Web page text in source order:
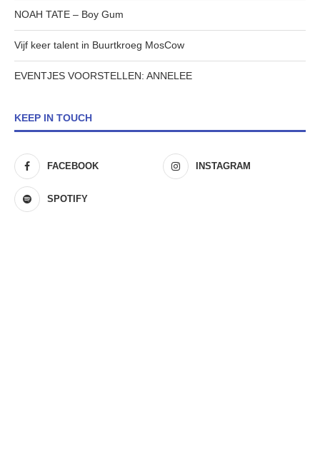
NOAH TATE – Boy Gum
Vijf keer talent in Buurtkroeg MosCow
EVENTJES VOORSTELLEN: ANNELEE
KEEP IN TOUCH
FACEBOOK INSTAGRAM
SPOTIFY